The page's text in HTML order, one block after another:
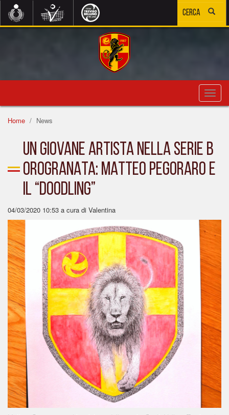
Home
News
UN GIOVANE ARTISTA NELLA SERIE B
OROGRANATA: MATTEO PEGORARO E
IL “DOODLING”
04/03/2020 10:53 a cura di Valentina